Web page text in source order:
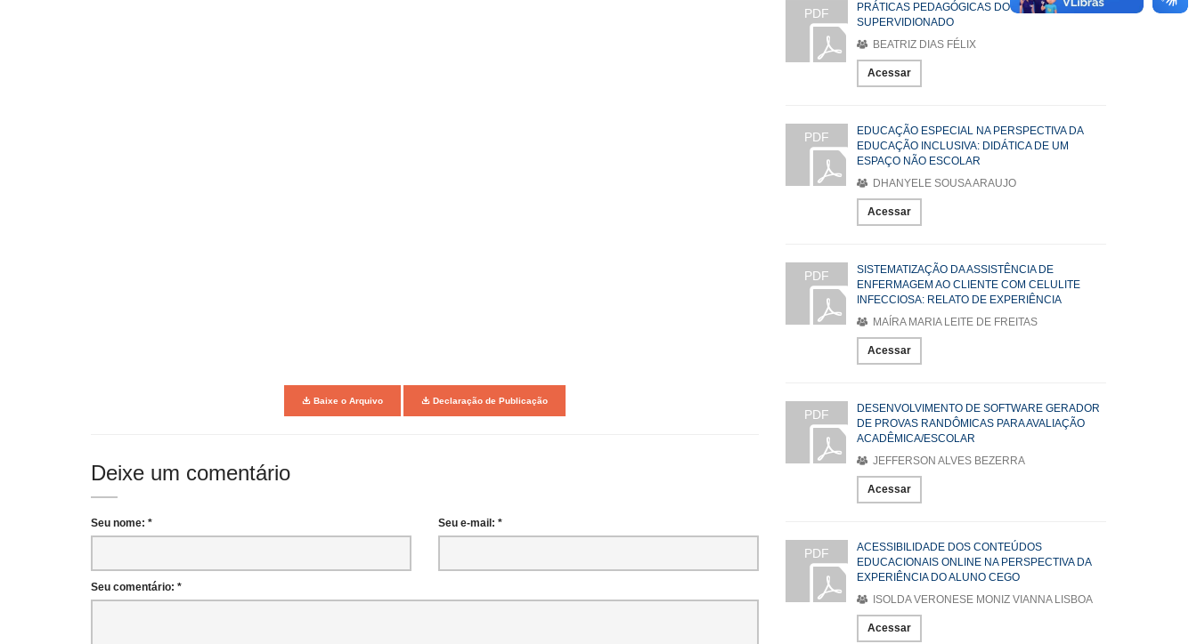
Baixe o Arquivo Declaração de Publicação
Deixe um comentário
Seu nome: * Seu e-mail: *
Seu comentário: *
PDF
PRÁTICAS PEDAGÓGICAS DO ESTÁGIO
SUPERVIDIONADO
BEATRIZ DIAS FÉLIX
Acessar
PDF
EDUCAÇÃO ESPECIAL NA PERSPECTIVA DA
EDUCAÇÃO INCLUSIVA: DIDÁTICA DE UM
ESPAÇO NÃO ESCOLAR
DHANYELE SOUSA ARAUJO
Acessar
PDF
SISTEMATIZAÇÃO DA ASSISTÊNCIA DE
ENFERMAGEM AO CLIENTE COM CELULITE
INFECCIOSA: RELATO DE EXPERIÊNCIA
MAÍRA MARIA LEITE DE FREITAS
Acessar
PDF
DESENVOLVIMENTO DE SOFTWARE GERADOR
DE PROVAS RANDÔMICAS PARA AVALIAÇÃO
ACADÊMICA/ESCOLAR
JEFFERSON ALVES BEZERRA
Acessar
PDF
ACESSIBILIDADE DOS CONTEÚDOS
EDUCACIONAIS ONLINE NA PERSPECTIVA DA
EXPERIÊNCIA DO ALUNO CEGO
ISOLDA VERONESE MONIZ VIANNA LISBOA
Acessar